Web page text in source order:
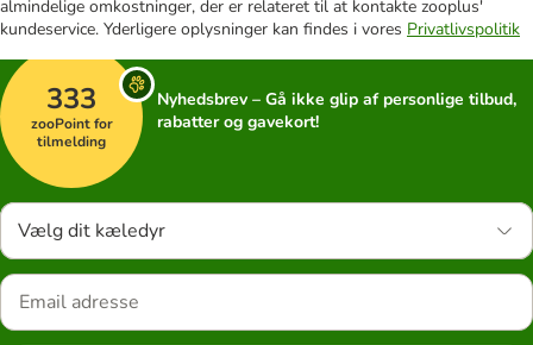
almindelige omkostninger, der er relateret til at kontakte zooplus'
kundeservice. Yderligere oplysninger kan findes i vores Privatlivspolitik
333
zooPoint for
tilmelding
Nyhedsbrev – Gå ikke glip af personlige tilbud,
rabatter og gavekort!
Vælg dit kæledyr